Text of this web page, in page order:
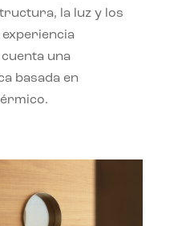
la luz y los
una
basada en